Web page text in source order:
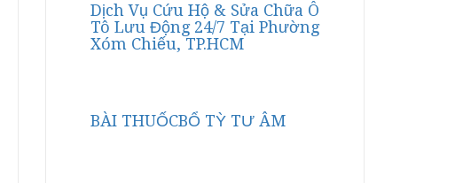
Dịch Vụ Cứu Hộ & Sửa Chữa Ô
Tô Lưu Động 24/7 Tại Phường
Xóm Chiếu, TP.HCM
BÀI THUỐCBỔ TỲ TƯ ÂM